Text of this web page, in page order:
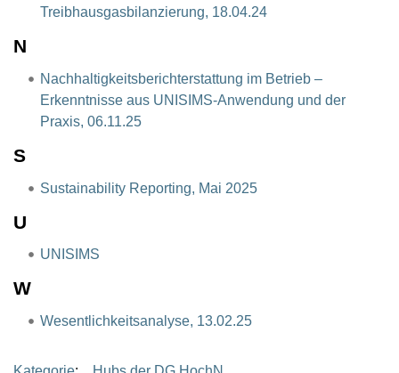
Treibhausgasbilanzierung, 18.04.24
N
Nachhaltigkeitsberichterstattung im Betrieb –
Erkenntnisse aus UNISIMS-Anwendung und der
Praxis, 06.11.25
S
Sustainability Reporting, Mai 2025
U
UNISIMS
W
Wesentlichkeitsanalyse, 13.02.25